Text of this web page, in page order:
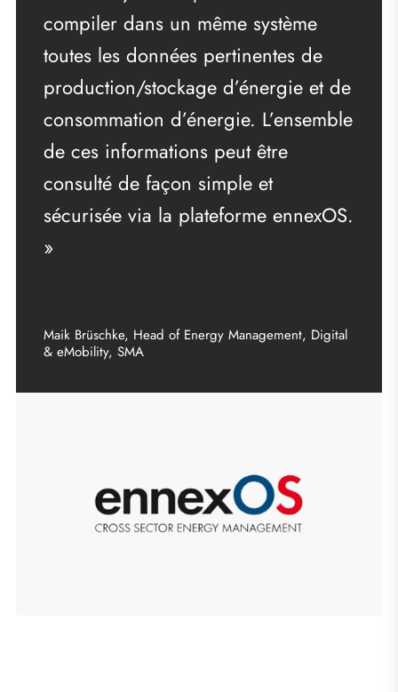
compiler dans un même système
toutes les données pertinentes de
production/stockage d’énergie et de
consommation d’énergie. L’ensemble
de ces informations peut être
consulté de façon simple et
sécurisée via la plateforme ennexOS.
»
Maik Brüschke, Head of Energy Management, Digital
& eMobility, SMA